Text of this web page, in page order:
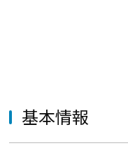
基本情報